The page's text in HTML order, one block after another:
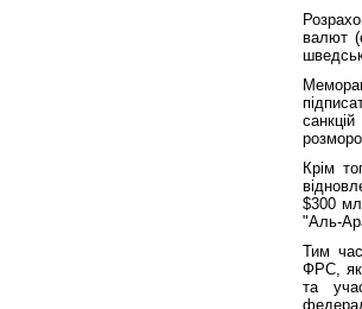
валют
Крім
$300
"Аль-
Тим
ФРС,
та